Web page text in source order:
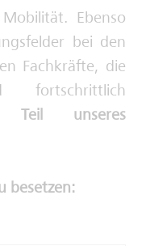
Ebenso
bei den
Fachkräfte, die
Teil unseres
besetzen: